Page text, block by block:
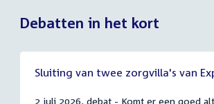
Debatten in het kort
Sluiting van twee zorgvilla's van
2 juli 2026, debat - Komt er een goed